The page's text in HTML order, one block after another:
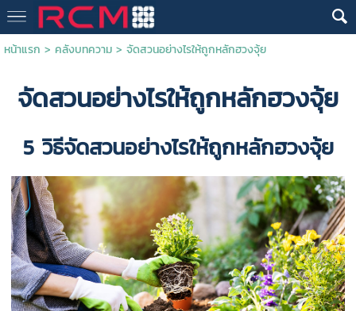
หน้าแรก > คลังบทความ> จัดสวนอย่างไรให้ถูกหลักฮวงจุ้ย
จัดสวนอย่างไรให้ถูกหลักฮวงจุ้ย
5 วิธีจัดสวนอย่างไรให้ถูกหลักฮวงจุ้ย